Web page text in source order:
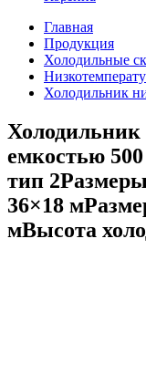
Главная
Продукция
Холодильные
Холодильник
емкостью
тип 2
36×18 м
мВысота